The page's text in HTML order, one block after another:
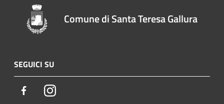
Comune di Santa Teresa Gallura
SEGUICI SU
FacebookInstagram